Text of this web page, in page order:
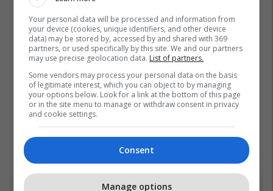
Your personal data will be processed and information from
your device (cookies, unique identifiers, and other device
data) may be stored by, accessed by and shared with 369
partners, or used specifically by this site. We and our partners
may use precise geolocation data. List of partners.
Some vendors may process your personal data on the basis
of legitimate interest, which you can object to by managing
your options below. Look for a link at the bottom of this page
or in the site menu to manage or withdraw consent in privacy
and cookie settings.
Consent
Manage options